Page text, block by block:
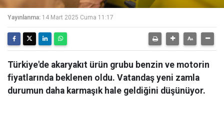
Yayınlanma: 14 Mart 2025 Cuma 11:17
Türkiye'de akaryakıt ürün grubu benzin ve motorin
fiyatlarında beklenen oldu. Vatandaş yeni zamla
durumun daha karmaşık hale geldiğini düşünüyor.